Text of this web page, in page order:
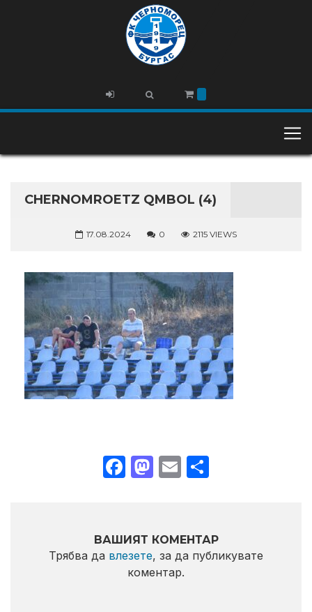
CHERNOMROETZ QMBOL (4)
17.08.2024 0 2115 VIEWS
Facebook
Mastodon
Email
ВАШИЯТ КОМЕНТАР
Трябва да влезете, за да публикувате
коментар.